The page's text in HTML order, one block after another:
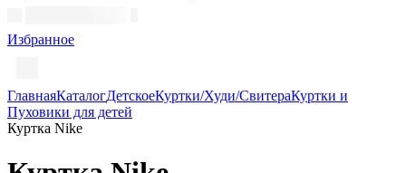
Избранное
ГлавнаяКаталогДетскоеКуртки/Худи/СвитераКуртки и
Пуховики для детей
Куртка Nike